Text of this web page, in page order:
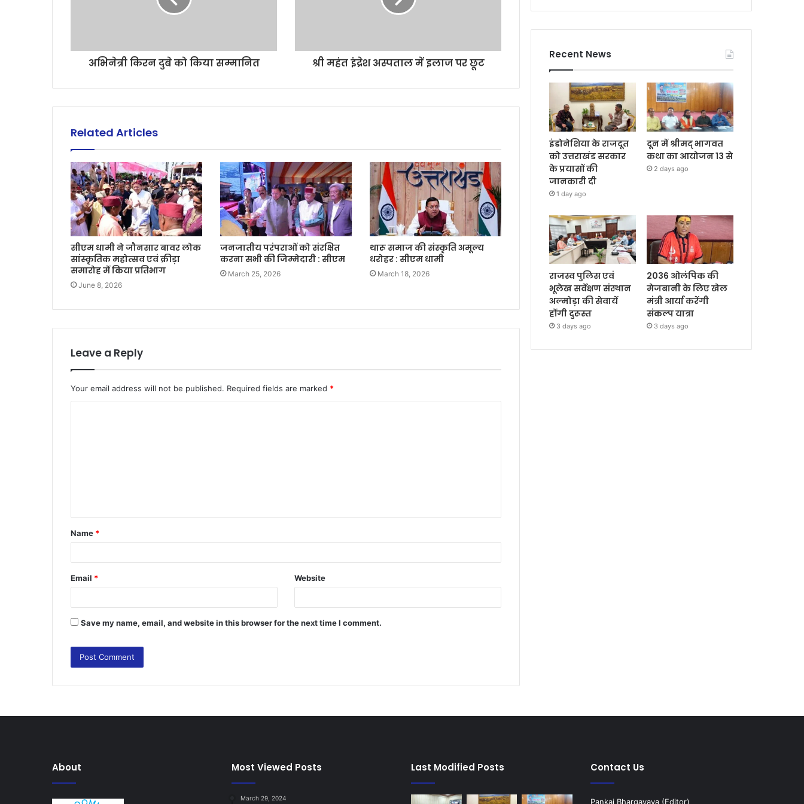
अभिनेत्री किरन दुबे को किया सम्मानित श्री महंत इंद्रेश अस्पताल में इलाज पर छूट
Related Articles
सीएम धामी ने जौनसार बावर लोक
सांस्कृतिक महोत्सव एवं क्रीड़ा
समारोह में किया प्रतिभाग
June 8, 2026
जनजातीय परंपराओं को संरक्षित
करना सभी की जिम्मेदारी : सीएम
March 25, 2026
थारू समाज की संस्कृति अमूल्य
धरोहर : सीएम धामी
March 18, 2026
Leave a Reply
Your email address will not be published. Required fields are marked *
t
*
Name *
Email * Website
Save my name, email, and website in this browser for the next time I comment.
Recent News
इंडोनेशिया के राजदूत
को उत्तराखंड सरकार
के प्रयासों की
जानकारी दी
1 day ago
दून में श्रीमद् भागवत
कथा का आयोजन 13 से
2 days ago
राजस्व पुलिस एवं
भूलेख सर्वेक्षण संस्थान
अल्मोड़ा की सेवायें
होंगी दुरूस्त
3 days ago
2036 ओलंपिक की
मेजबानी के लिए खेल
मंत्री आर्या करेंगी
संकल्प यात्रा
3 days ago
About Most Viewed Posts
March 29, 2024
Last Modified Posts Contact Us
Pankaj Bhargavava (Editor)